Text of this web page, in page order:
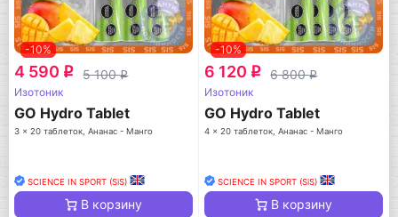
-10%
4 590 q 5 100q
Изотоник
GO Hydro Tablet
3 x 20 таблеток, Ананас - Манго
SCIENCE IN SPORT (SiS)
В корзину
-10%
6 120 q 6 800q
Изотоник
GO Hydro Tablet
4 x 20 таблеток, Ананас - Манго
SCIENCE IN SPORT (SiS)
В корзину